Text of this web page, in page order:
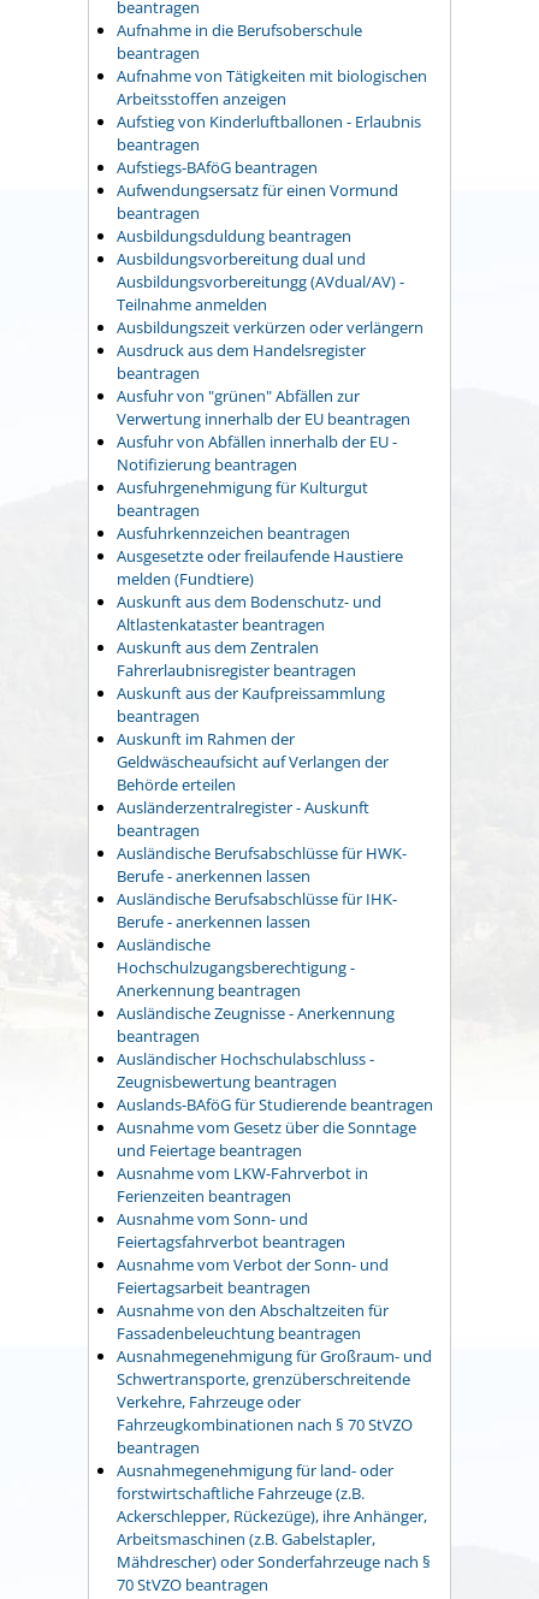
beantragen
Aufnahme in die Berufsoberschule
beantragen
Aufnahme von Tätigkeiten mit biologischen
Arbeitsstoffen anzeigen
Aufstieg von Kinderluftballonen - Erlaubnis
beantragen
Aufstiegs-BAföG beantragen
Aufwendungsersatz für einen Vormund
beantragen
Ausbildungsduldung beantragen
Ausbildungsvorbereitung dual und
Ausbildungsvorbereitungg (AVdual/AV) -
Teilnahme anmelden
Ausbildungszeit verkürzen oder verlängern
Ausdruck aus dem Handelsregister
beantragen
Ausfuhr von "grünen" Abfällen zur
Verwertung innerhalb der EU beantragen
Ausfuhr von Abfällen innerhalb der EU -
Notifizierung beantragen
Ausfuhrgenehmigung für Kulturgut
beantragen
Ausfuhrkennzeichen beantragen
Ausgesetzte oder freilaufende Haustiere
melden (Fundtiere)
Auskunft aus dem Bodenschutz- und
Altlastenkataster beantragen
Auskunft aus dem Zentralen
Fahrerlaubnisregister beantragen
Auskunft aus der Kaufpreissammlung
beantragen
Auskunft im Rahmen der
Geldwäscheaufsicht auf Verlangen der
Behörde erteilen
Ausländerzentralregister - Auskunft
beantragen
Ausländische Berufsabschlüsse für HWK-
Berufe - anerkennen lassen
Ausländische Berufsabschlüsse für IHK-
Berufe - anerkennen lassen
Ausländische
Hochschulzugangsberechtigung -
Anerkennung beantragen
Ausländische Zeugnisse - Anerkennung
beantragen
Ausländischer Hochschulabschluss -
Zeugnisbewertung beantragen
Auslands-BAföG für Studierende beantragen
Ausnahme vom Gesetz über die Sonntage
und Feiertage beantragen
Ausnahme vom LKW-Fahrverbot in
Ferienzeiten beantragen
Ausnahme vom Sonn- und
Feiertagsfahrverbot beantragen
Ausnahme vom Verbot der Sonn- und
Feiertagsarbeit beantragen
Ausnahme von den Abschaltzeiten für
Fassadenbeleuchtung beantragen
Ausnahmegenehmigung für Großraum- und
Schwertransporte, grenzüberschreitende
Verkehre, Fahrzeuge oder
Fahrzeugkombinationen nach § 70 StVZO
beantragen
Ausnahmegenehmigung für land- oder
forstwirtschaftliche Fahrzeuge (z.B.
Ackerschlepper, Rückezüge), ihre Anhänger,
Arbeitsmaschinen (z.B. Gabelstapler,
Mähdrescher) oder Sonderfahrzeuge nach §
70 StVZO beantragen